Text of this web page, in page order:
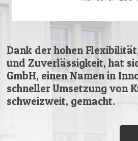
Dank der hohen
und Zuverlässigkeit, hat
GmbH, einen Namen in
schneller Umsetzung von
schweizweit, gemacht.